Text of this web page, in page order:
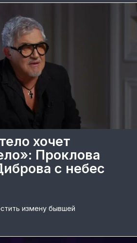
хочет
Проклова
с небес
измену бывшей